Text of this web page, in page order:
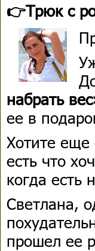
👉Трюк с
набрать
ее в
Хотите еще
есть что
когда есть
Светлана,
прошел ее